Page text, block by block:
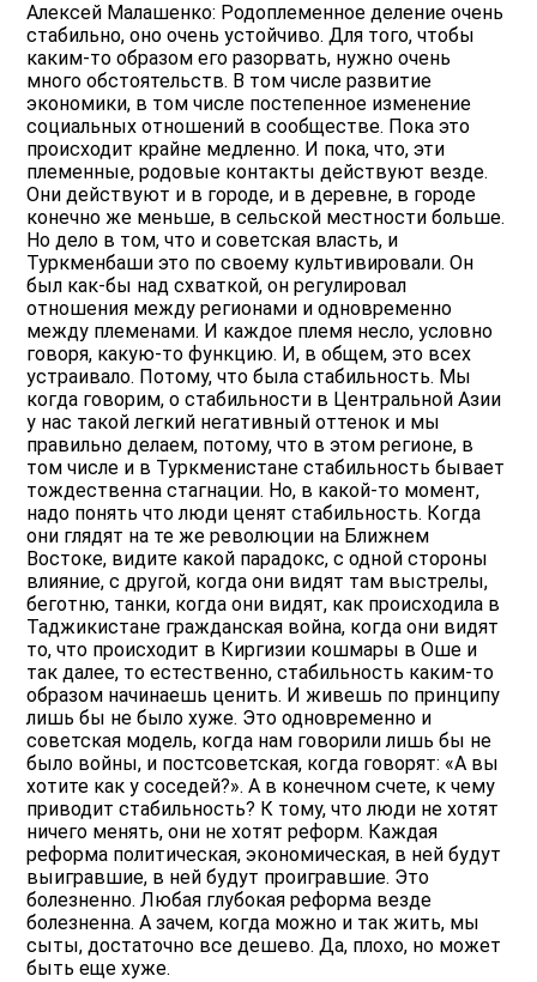
Алексей Малашенко: Родоплеменное деление очень
стабильно, оно очень устойчиво. Для того, чтобы
каким-то образом его разорвать, нужно очень
много обстоятельств. В том числе развитие
экономики, в том числе постепенное изменение
социальных отношений в сообществе. Пока это
происходит крайне медленно. И пока, что, эти
племенные, родовые контакты действуют везде.
Они действуют и в городе, и в деревне, в городе
конечно же меньше, в сельской местности больше.
Но дело в том, что и советская власть, и
Туркменбаши это по своему культивировали. Он
был как-бы над схваткой, он регулировал
отношения между регионами и одновременно
между племенами. И каждое племя несло, условно
говоря, какую-то функцию. И, в общем, это всех
устраивало. Потому, что была стабильность. Мы
когда говорим, о стабильности в Центральной Азии
у нас такой легкий негативный оттенок и мы
правильно делаем, потому, что в этом регионе, в
том числе и в Туркменистане стабильность бывает
тождественна стагнации. Но, в какой-то момент,
надо понять что люди ценят стабильность. Когда
они глядят на те же революции на Ближнем
Востоке, видите какой парадокс, с одной стороны
влияние, с другой, когда они видят там выстрелы,
беготню, танки, когда они видят, как происходила в
Таджикистане гражданская война, когда они видят
то, что происходит в Киргизии кошмары в Оше и
так далее, то естественно, стабильность каким-то
образом начинаешь ценить. И живешь по принципу
лишь бы не было хуже. Это одновременно и
советская модель, когда нам говорили лишь бы не
было войны, и постсоветская, когда говорят: «А вы
хотите как у соседей?». А в конечном счете, к чему
приводит стабильность? К тому, что люди не хотят
ничего менять, они не хотят реформ. Каждая
реформа политическая, экономическая, в ней будут
выигравшие, в ней будут проигравшие. Это
болезненно. Любая глубокая реформа везде
болезненна. А зачем, когда можно и так жить, мы
сыты, достаточно все дешево. Да, плохо, но может
быть еще хуже.